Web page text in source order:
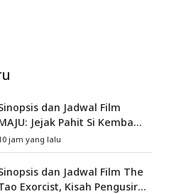
dan Jadwal Film
Jejak Pahit Si Kembang
Misteri Hilangnya
di Lokasi Jambore
jam yang lalu
dan Jadwal Film The
Exorcist, Kisah Pengusir